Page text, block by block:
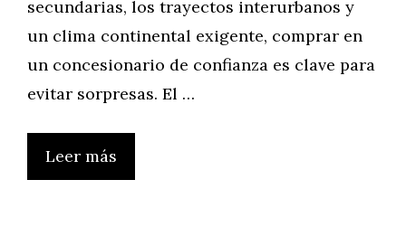
secundarias, los trayectos interurbanos y
un clima continental exigente, comprar en
un concesionario de confianza es clave para
evitar sorpresas. El …
Leer más